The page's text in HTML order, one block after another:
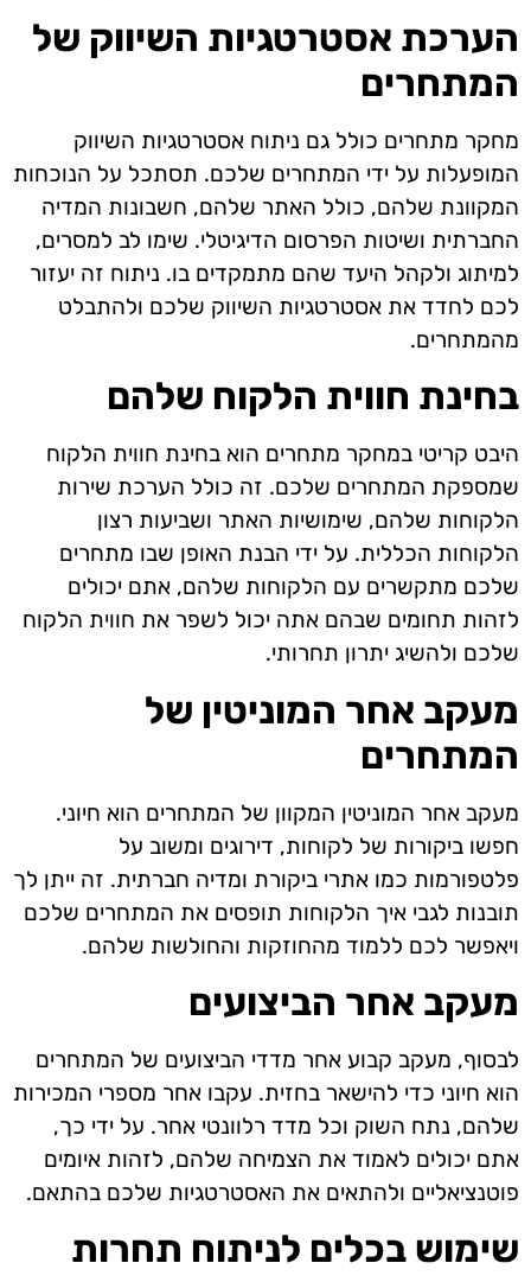
הערכת אסטרטגיות השיווק של
המתחרים
מחקר מתחרים כולל גם ניתוח אסטרטגיות השיווק
המופעלות על ידי המתחרים שלכם. תסתכל על הנוכחות
המקוונת שלהם, כולל האתר שלהם, חשבונות המדיה
החברתית ושיטות הפרסום הדיגיטלי. שימו לב למסרים,
למיתוג ולקהל היעד שהם מתמקדים בו. ניתוח זה יעזור
לכם לחדד את אסטרטגיות השיווק שלכם ולהתבלט
מהמתחרים.
בחינת חווית הלקוח שלהם
היבט קריטי במחקר מתחרים הוא בחינת חווית הלקוח
שמספקת המתחרים שלכם. זה כולל הערכת שירות
הלקוחות שלהם, שימושיות האתר ושביעות רצון
הלקוחות הכללית. על ידי הבנת האופן שבו מתחרים
שלכם מתקשרים עם הלקוחות שלהם, אתם יכולים
לזהות תחומים שבהם אתה יכול לשפר את חווית הלקוח
שלכם ולהשיג יתרון תחרותי.
מעקב אחר המוניטין של
המתחרים
מעקב אחר המוניטין המקוון של המתחרים הוא חיוני.
חפשו ביקורות של לקוחות, דירוגים ומשוב על
פלטפורמות כמו אתרי ביקורת ומדיה חברתית. זה ייתן לך
תובנות לגבי איך הלקוחות תופסים את המתחרים שלכם
ויאפשר לכם ללמוד מהחוזקות והחולשות שלהם.
מעקב אחר הביצועים
לבסוף, מעקב קבוע אחר מדדי הביצועים של המתחרים
הוא חיוני כדי להישאר בחזית. עקבו אחר מספרי המכירות
שלהם, נתח השוק וכל מדד רלוונטי אחר. על ידי כך,
אתם יכולים לאמוד את הצמיחה שלהם, לזהות איומים
פוטנציאליים ולהתאים את האסטרטגיות שלכם בהתאם.
שימוש בכלים לניתוח תחרות